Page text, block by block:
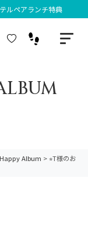
ルペアランチ特典
Happy Album >⭐︎T様のお